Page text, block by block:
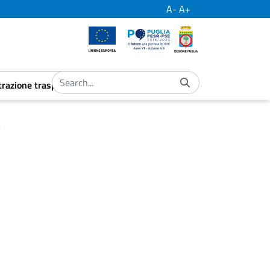
A- A+
European UnionPor Puglia
trasparente
aret.open.submenu